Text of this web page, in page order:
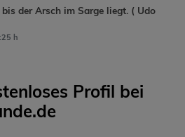
der Arsch im Sarge liegt. ( Udo
h
Profil bei